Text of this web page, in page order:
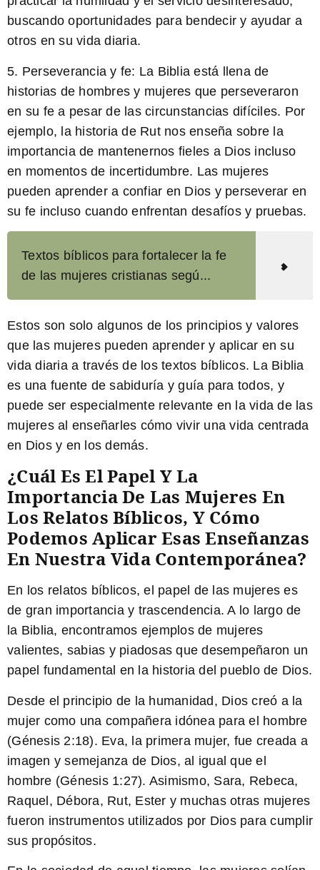
buscando oportunidades para bendecir y ayudar a
otros en su vida diaria.
5. Perseverancia y fe: La Biblia está llena de
historias de hombres y mujeres que perseveraron
en su fe a pesar de las circunstancias difíciles. Por
ejemplo, la historia de Rut nos enseña sobre la
importancia de mantenernos fieles a Dios incluso
en momentos de incertidumbre. Las mujeres
pueden aprender a confiar en Dios y perseverar en
su fe incluso cuando enfrentan desafíos y pruebas.
Textos bíblicos para fortalecer la fe
de las mujeres cristianas segú...
Estos son solo algunos de los principios y valores
que las mujeres pueden aprender y aplicar en su
vida diaria a través de los textos bíblicos. La Biblia
es una fuente de sabiduría y guía para todos, y
puede ser especialmente relevante en la vida de las
mujeres al enseñarles cómo vivir una vida centrada
en Dios y en los demás.
¿Cuál Es El Papel Y La
Importancia De Las Mujeres En
Los Relatos Bíblicos, Y Cómo
Podemos Aplicar Esas Enseñanzas
En Nuestra Vida Contemporánea?
En los relatos bíblicos, el papel de las mujeres es
de gran importancia y trascendencia. A lo largo de
la Biblia, encontramos ejemplos de mujeres
valientes, sabias y piadosas que desempeñaron un
papel fundamental en la historia del pueblo de Dios.
Desde el principio de la humanidad, Dios creó a la
mujer como una compañera idónea para el hombre
(Génesis 2:18). Eva, la primera mujer, fue creada a
imagen y semejanza de Dios, al igual que el
hombre (Génesis 1:27). Asimismo, Sara, Rebeca,
Raquel, Débora, Rut, Ester y muchas otras mujeres
fueron instrumentos utilizados por Dios para cumplir
sus propósitos.